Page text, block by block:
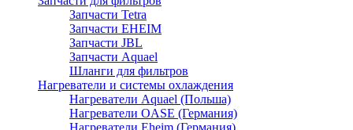
Запчасти Tetra
Запчасти EHEIM
Запчасти JBL
Запчасти Aquael
Шланги для фильтров
Нагреватели и системы охлаждения
Нагреватели Aquael (Польша)
Нагреватели OASE (Германия)
Нагреватели Eheim (Германия)